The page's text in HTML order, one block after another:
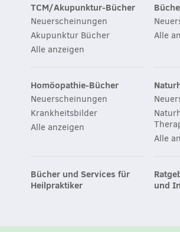
TCM/Akupunktur-Bücher
Neuerscheinungen
Akupunktur Bücher
Alle anzeigen
Alle
Homöopathie-Bücher
Neuerscheinungen
Krankheitsbilder
Alle anzeigen
Alle
Bücher und Services für
Heilpraktiker
und